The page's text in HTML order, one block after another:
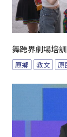
舞跨界劇場培
原鄉 教文 原